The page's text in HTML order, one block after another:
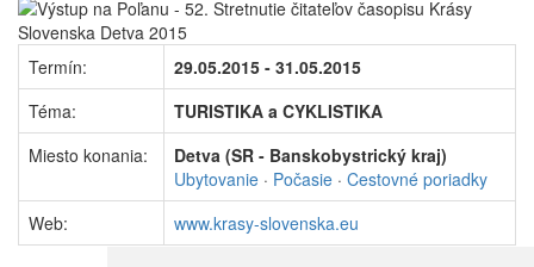
Termín:
29.05.2015 - 31.05.2015
Téma:
TURISTIKA a CYKLISTIKA
Miesto konania:
Detva (SR - Banskobystrický kraj)
Ubytovanie · Počasie · Cestovné poriadky
Web:
www.krasy-slovenska.eu